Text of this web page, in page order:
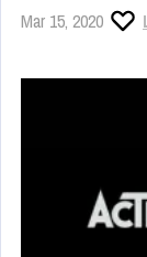
Mar 15, 2020